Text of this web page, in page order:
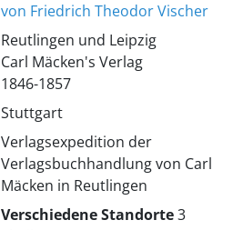
von Friedrich Theodor Vischer
Reutlingen und Leipzig
Carl Mäcken's Verlag
1846-1857
Stuttgart
Verlagsexpedition der
Verlagsbuchhandlung von Carl
Mäcken in Reutlingen
Verschiedene Standorte3